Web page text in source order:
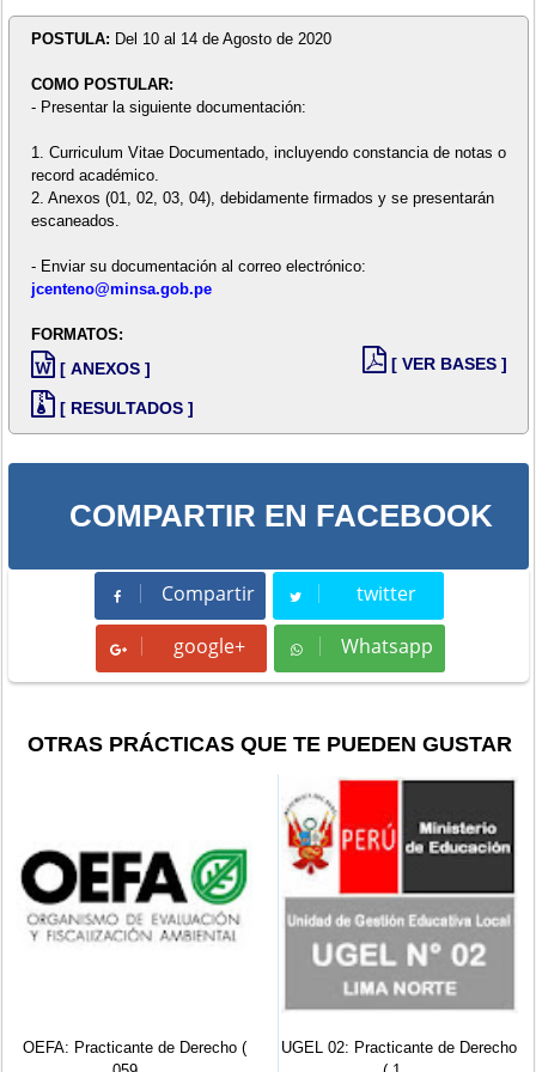
POSTULA: Del 10 al 14 de Agosto de 2020
COMO POSTULAR:
- Presentar la siguiente documentación:
1. Curriculum Vitae Documentado, incluyendo constancia de notas o
record académico.
2. Anexos (01, 02, 03, 04), debidamente firmados y se presentarán
escaneados.
- Enviar su documentación al correo electrónico:
jcenteno@minsa.gob.pe
FORMATOS:
[ ANEXOS ]
[ RESULTADOS ]
[ VER BASES ]
COMPARTIR EN FACEBOOK
Compartir
Compartir twitter
Tweet
google+ Whatsapp
Whatsapp
OTRAS PRÁCTICAS QUE TE PUEDEN GUSTAR
de Derecho (
UGEL 02: Practicante de Derecho